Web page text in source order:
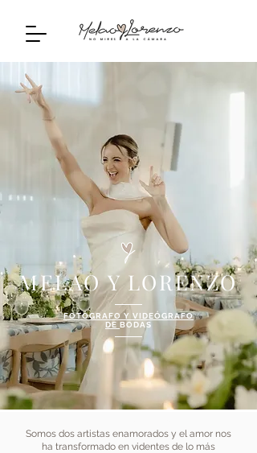
MELAO Y LORENZO
FOTÓGRAFO Y VIDEÓGRAFO
DE BODAS
Somos dos artistas enamorados y el amor nos
ha transformado en videntes de lo más